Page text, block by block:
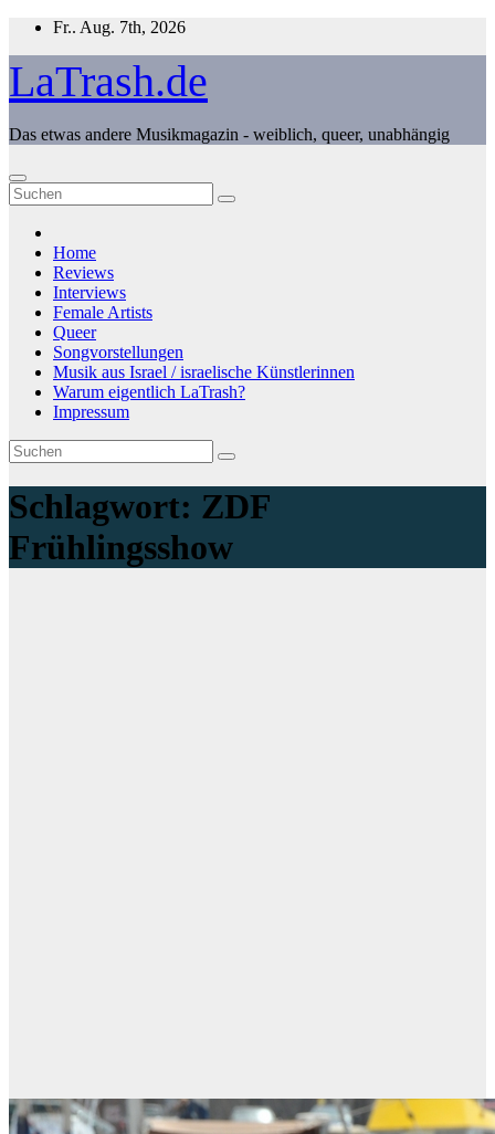
Zum
springen
Fr.. Aug. 7th, 2026
LaTrash.de
Das etwas andere Musikmagazin - weiblich, queer, unabhängig
Home
Reviews
Interviews
Female Artists
Queer
Songvorstellungen
Musik aus Israel / israelische Künstlerinnen
Warum eigentlich LaTrash?
Impressum
Schlagwort: ZDF
Frühlingsshow